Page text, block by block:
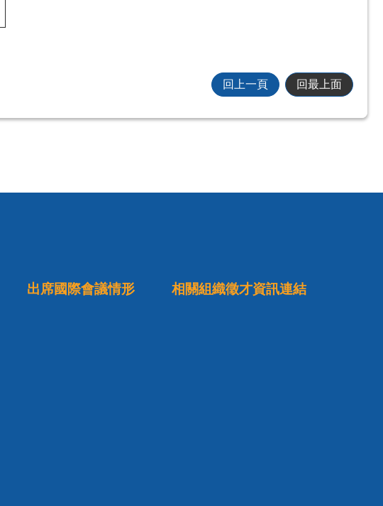
回上一頁 回最上面
出席國際會議情形 相關組織徵才資訊連結